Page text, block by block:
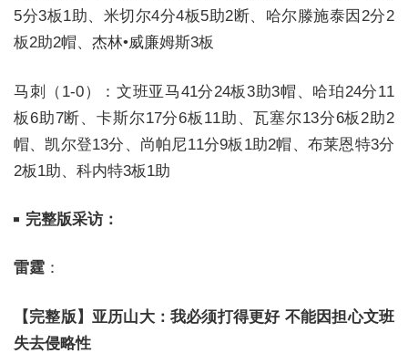
5分3板1助、米切尔4分4板5助2断、哈尔滕施泰因2分2
板2助2帽、杰林•威廉姆斯3板
马刺（1-0）：文班亚马41分24板3助3帽、哈珀24分11
板6助7断、卡斯尔17分6板11助、瓦塞尔13分6板2助2
帽、凯尔登13分、尚帕尼11分9板1助2帽、布莱恩特3分
2板1助、科内特3板1助
完整版采访 ：
雷霆 ：
【完整版】亚历山大：我必须打得更好 不能因担心文班
失去侵略性